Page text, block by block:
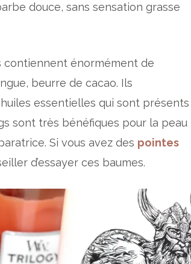
douce, sans sensation grasse
contiennent énormément de
beurre de cacao. Ils
essentielles qui sont présents
sont très bénéfiques pour la peau
Si vous avez des pointes
d’essayer ces baumes.